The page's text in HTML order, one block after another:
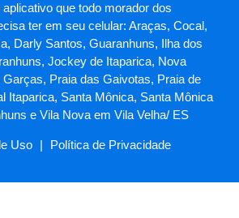
que todo morador dos
ter em seu celular: Araças, Cocal,
Darly Santos, Guaranhuns, Ilha dos
Jockey de Itaparica, Nova
Praia das Gaivotas, Praia de
Itaparica, Santa Mônica, Santa Mônica
e Vila Nova em Vila Velha/ ES
Uso | Política de Privacidade